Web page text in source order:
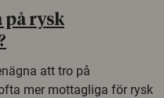
på rysk
att tro på
mer mottagliga för rysk